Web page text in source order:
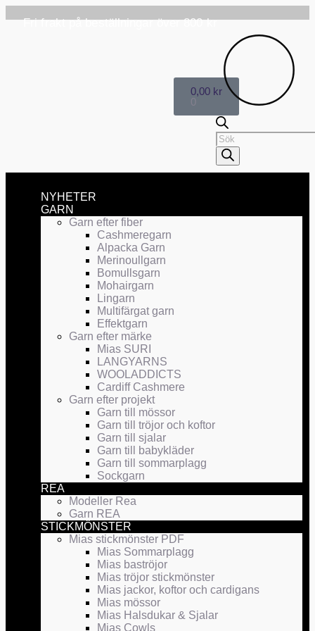
Fri frakt på beställningar över 800 kr
0,00 kr
0
NYHETER
GARN
Garn efter fiber
Cashmeregarn
Alpacka Garn
Merinoullgarn
Bomullsgarn
Mohairgarn
Lingarn
Multifärgat garn
Effektgarn
Garn efter märke
Mias SURI
LANGYARNS
WOOLADDICTS
Cardiff Cashmere
Garn efter projekt
Garn till mössor
Garn till tröjor och koftor
Garn till sjalar
Garn till babykläder
Garn till sommarplagg
Sockgarn
REA
Modeller Rea
Garn REA
STICKMÖNSTER
Mias stickmönster PDF
Mias Sommarplagg
Mias baströjor
Mias tröjor stickmönster
Mias jackor, koftor och cardigans
Mias mössor
Mias Halsdukar & Sjalar
Mias Cowls